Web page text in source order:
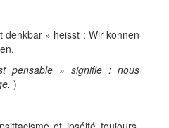
denkbar » heisst : Wir konnen
pensable » signifie : nous
)